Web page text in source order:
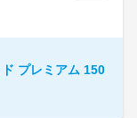
プレミアム 150